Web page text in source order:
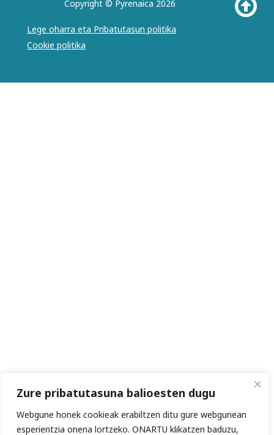
Zure pribatutasuna balioesten dugu
Webgune honek cookieak erabiltzen ditu gure webgunean
esperientzia onena lortzeko. ONARTU klikatzen baduzu,
Copyright © Pyrenaica 2026
Lege oharra eta Pribatutasun politika
Cookie politika